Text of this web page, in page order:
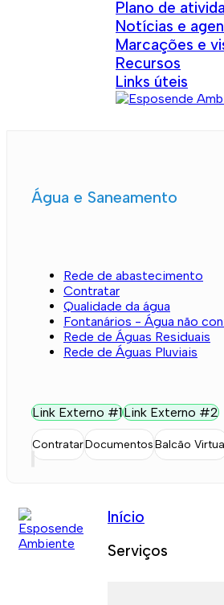
Plano de
Notícias e
Marcações e
Recursos
Links úteis
Água e Saneamento
Rede de abastecimento
Contratar
Qualidade da água
Fontanários - Água não
Rede de Águas Residuais
Rede de Águas Pluviais
Link Externo #1Link Externo #2
ContratarDocumentosBalcão
Início
Serviços